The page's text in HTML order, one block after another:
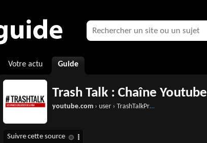
Votre actu Guide
Trash Talk : Chaîne Youtube
youtube.com › user › TrashTalkProduction